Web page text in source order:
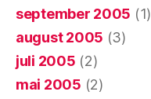
september 2005 (1)
august 2005 (3)
juli 2005 (2)
mai 2005 (2)